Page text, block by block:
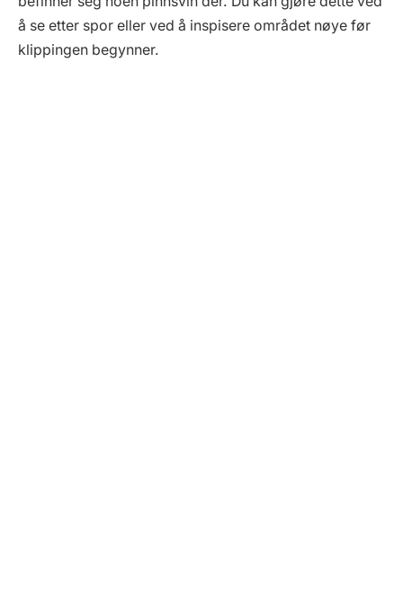
å se etter spor eller ved å inspisere området nøye før
klippingen begynner.